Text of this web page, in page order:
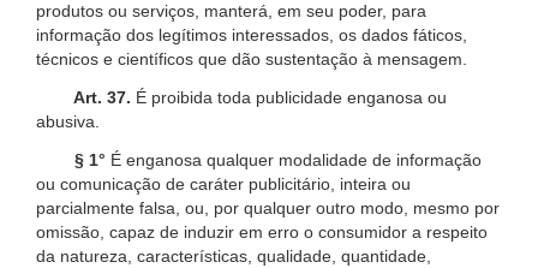
produtos ou serviços, manterá, em seu poder, para
informação dos legítimos interessados, os dados fáticos,
técnicos e científicos que dão sustentação à mensagem.
Art. 37. É proibida toda publicidade enganosa ou
abusiva.
§ 1° É enganosa qualquer modalidade de informação
ou comunicação de caráter publicitário, inteira ou
parcialmente falsa, ou, por qualquer outro modo, mesmo por
omissão, capaz de induzir em erro o consumidor a respeito
da natureza, características, qualidade, quantidade,